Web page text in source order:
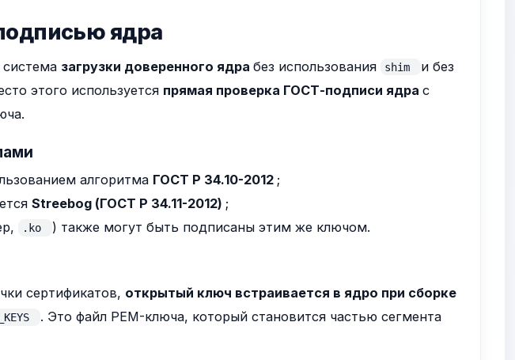
ядра
система загрузки доверенного ядра без использования shim
и без
этого используется прямая проверка ГОСТ-подписи ядра с
алгоритма ГОСТ Р 34.10-2012 ;
Streebog (ГОСТ Р 34.11-2012) ;
.ko ) также могут быть подписаны этим же ключом.
сертификатов, открытый ключ встраивается в ядро при сборке
. Это файл PEM-ключа, который становится частью сегмента